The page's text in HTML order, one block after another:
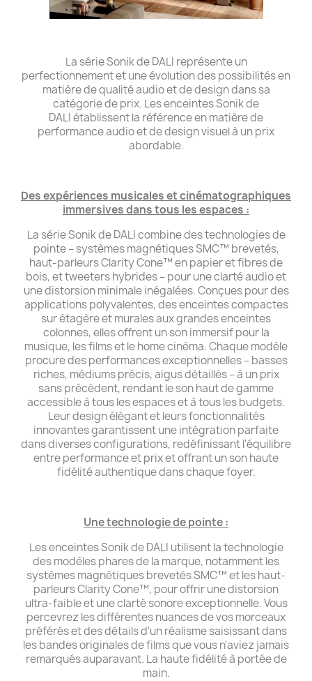
La série Sonik de DALI représente un
perfectionnement et une évolution des possibilités en
matière de qualité audio et de design dans sa
catégorie de prix. Les enceintes Sonik de
DALI établissent la référence en matière de
performance audio et de design visuel à un prix
abordable.
Des expériences musicales et cinématographiques
immersives dans tous les espaces :
La série Sonik de DALI combine des technologies de
pointe – systèmes magnétiques SMC™ brevetés,
haut-parleurs Clarity Cone™ en papier et fibres de
bois, et tweeters hybrides – pour une clarté audio et
une distorsion minimale inégalées. Conçues pour des
applications polyvalentes, des enceintes compactes
sur étagère et murales aux grandes enceintes
colonnes, elles offrent un son immersif pour la
musique, les films et le home cinéma. Chaque modèle
procure des performances exceptionnelles – basses
riches, médiums précis, aigus détaillés – à un prix
sans précédent, rendant le son haut de gamme
accessible à tous les espaces et à tous les budgets.
Leur design élégant et leurs fonctionnalités
innovantes garantissent une intégration parfaite
dans diverses configurations, redéfinissant l'équilibre
entre performance et prix et offrant un son haute
fidélité authentique dans chaque foyer.
Une technologie de pointe :
Les enceintes Sonik de DALI utilisent la technologie
des modèles phares de la marque, notamment les
systèmes magnétiques brevetés SMC™ et les haut-
parleurs Clarity Cone™, pour offrir une distorsion
ultra-faible et une clarté sonore exceptionnelle. Vous
percevrez les différentes nuances de vos morceaux
préférés et des détails d'un réalisme saisissant dans
les bandes originales de films que vous n'aviez jamais
remarqués auparavant. La haute fidélité à portée de
main.